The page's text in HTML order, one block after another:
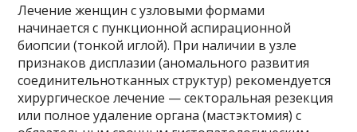
Лечение женщин с узловыми формами
начинается с пункционной аспирационной
биопсии (тонкой иглой). При наличии в узле
признаков дисплазии (аномального развития
соединительнотканных структур) рекомендуется
хирургическое лечение — секторальная резекция
или полное удаление органа (мастэктомия) с